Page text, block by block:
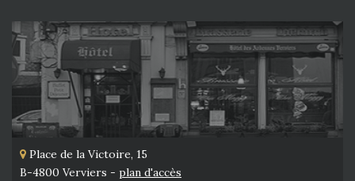
Place de la Victoire, 15
B-4800 Verviers - plan d'accès